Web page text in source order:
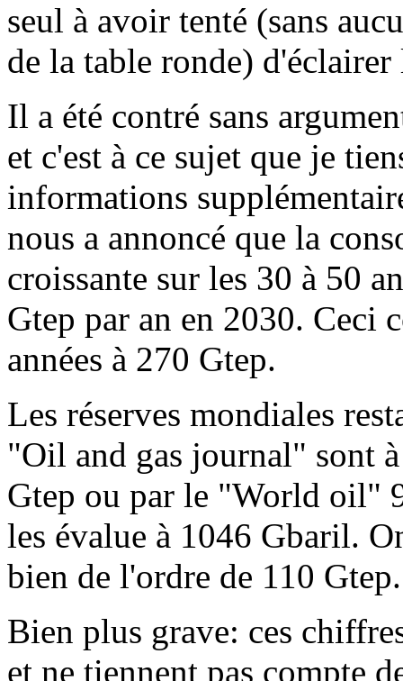
seul à avoir tenté (sans
de la table ronde) d'éclairer
Il a été contré sans
et c'est à ce sujet que je
informations
nous a annoncé que la
croissante sur les 30 à 50
Gtep par an en 2030. Ceci
années à 270 Gtep.
Les réserves mondiales
"Oil and gas journal" sont
Gtep ou par le "World oil"
les évalue à 1046 Gbaril.
bien de l'ordre de 110 Gtep.
Bien plus grave: ces
et ne tiennent pas compte